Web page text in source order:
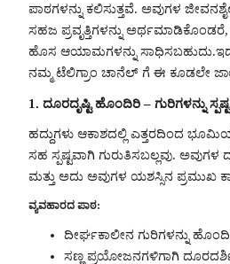
ಪಾಠಗಳನ್ನು ಕಲಿಸುತ್ತವೆ. ಅವುಗಳ
ಸಹಜ ಪ್ರವೃತ್ತಿಗಳನ್ನು ಅರ್ಥಮಾಡಿಕೊಂಡರೆ,
ಹೊಸ ಆಯಾಮಗಳನ್ನು
ನಮ್ಮ ಟೆಲಿಗ್ರಾಂ ಚಾನೆಲ್ ಗೆ ಈ ಕೂಡಲೇ
1. ದೂರದೃಷ್ಟಿ ಹೊಂದಿರಿ – ಗುರಿಗಳನ್ನು
ಹದ್ದುಗಳು ಆಕಾಶದಲ್ಲಿ ಎತ್ತರದಿಂದ
ಸಹ ಸ್ಪಷ್ಟವಾಗಿ ಗುರುತಿಸಬಲ್ಲವು. ಅವುಗಳ
ಮತ್ತು ಅದು ಅವುಗಳ ಯಶಸ್ಸಿನ ಪ್ರಮುಖ
ವ್ಯವಹಾರದ ಪಾಠ:
ದೀರ್ಘಕಾಲೀನ ಗುರಿಗಳನ್ನು
ಸಣ್ಣ ಪ್ರಯೋಜನಗಳಿಗಾಗಿ